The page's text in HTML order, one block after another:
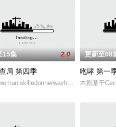
又变得混乱，因为肖恩·宾饰演的“雪
15集 2.0
局 第四季
更新至08
咆哮 第一
本剧基于